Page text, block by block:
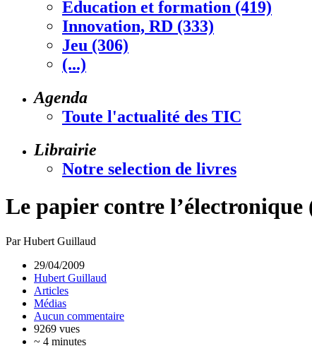
Education et formation (419)
Innovation, RD (333)
Jeu (306)
(...)
Agenda
Toute l'actualité des TIC
Librairie
Notre selection de livres
Le papier contre l’électronique
Par Hubert Guillaud
29/04/2009
Hubert Guillaud
Articles
Médias
Aucun commentaire
9269 vues
~ 4 minutes